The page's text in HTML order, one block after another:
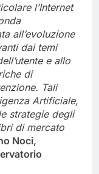
l’Internet
all’evoluzione
dai temi
e allo
di
Tali
Artificiale,
strategie degli
di mercato
Noci,